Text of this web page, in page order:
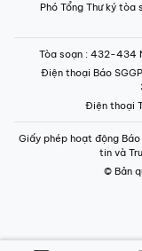
Giấy phép hoạt động
tin và
© Bản
CHUYÊN MỤC